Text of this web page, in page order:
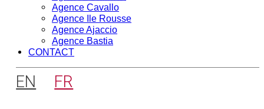
Agence Cavallo
Agence Ile Rousse
Agence Ajaccio
Agence Bastia
CONTACT
EN FR